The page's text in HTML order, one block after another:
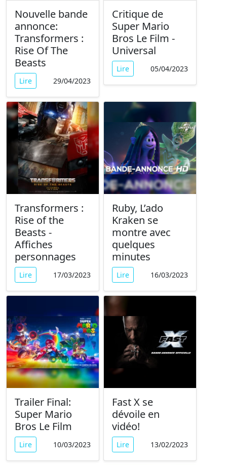
Nouvelle bande
annonce:
Transformers :
Rise Of The
Beasts
Lire 29/04/2023
Critique de
Super Mario
Bros Le Film -
Universal
Lire 05/04/2023
Transformers :
Rise of the
Beasts -
Affiches
personnages
Lire 17/03/2023
Ruby, L’ado
Kraken se
montre avec
quelques
minutes
Lire 16/03/2023
Trailer Final:
Super Mario
Bros Le Film
Lire 10/03/2023
Fast X se
dévoile en
vidéo!
Lire 13/02/2023